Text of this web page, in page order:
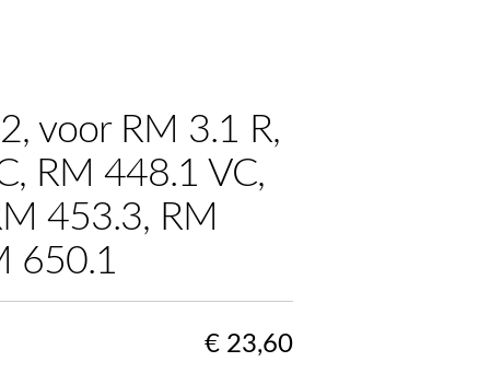
voor RM 3.1 R,
RM 448.1 VC,
453.3, RM
650.1
€23,60